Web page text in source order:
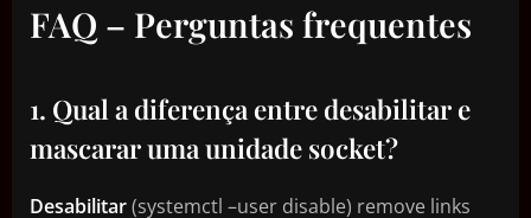
FAQ – Perguntas frequentes
1. Qual a diferença entre desabilitar e
mascarar uma unidade socket?
Desabilitar(systemctl –user disable) remove links